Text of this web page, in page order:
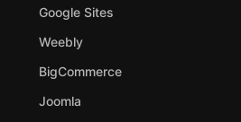
Google Sites
Weebly
BigCommerce
Joomla